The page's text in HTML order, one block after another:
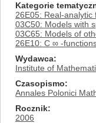
Kategorie
26E05: Real-analytic
03C50: Models with
03C65: Models of
26E10: C ∞ -
Wydawca
Institute of
Czasopismo
Annales Polonici
Rocznik
2006